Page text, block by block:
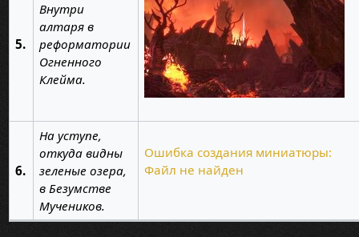
5.
Внутри
алтаря в
реформатории
Огненного
Клейма.
6.
На уступе,
откуда видны
зеленые озера,
в Безумстве
Мучеников.
Ошибка создания миниатюры:
Файл не найден